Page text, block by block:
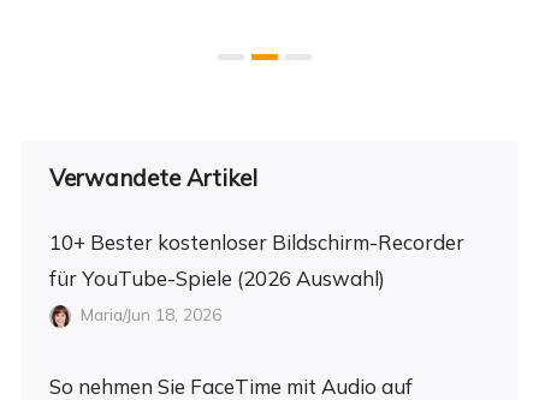
Verwandete Artikel
10+ Bester kostenloser Bildschirm-Recorder
für YouTube-Spiele (2026 Auswahl)
Maria/Jun 18, 2026
So nehmen Sie FaceTime mit Audio auf